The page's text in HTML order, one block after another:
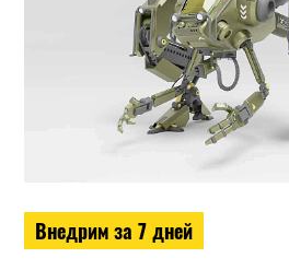
Внедрим за 7 дней